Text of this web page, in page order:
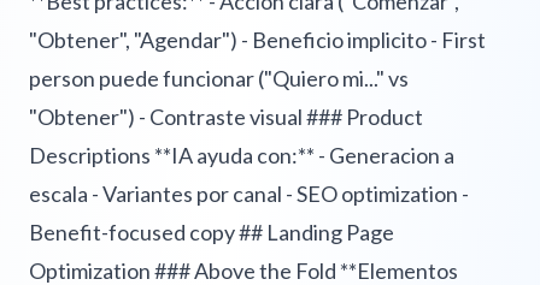
"Obtener", "Agendar") - Beneficio implicito - First
person puede funcionar ("Quiero mi..." vs
"Obtener") - Contraste visual ### Product
Descriptions **IA ayuda con:** - Generacion a
escala - Variantes por canal - SEO optimization -
Benefit-focused copy ## Landing Page
Optimization ### Above the Fold **Elementos